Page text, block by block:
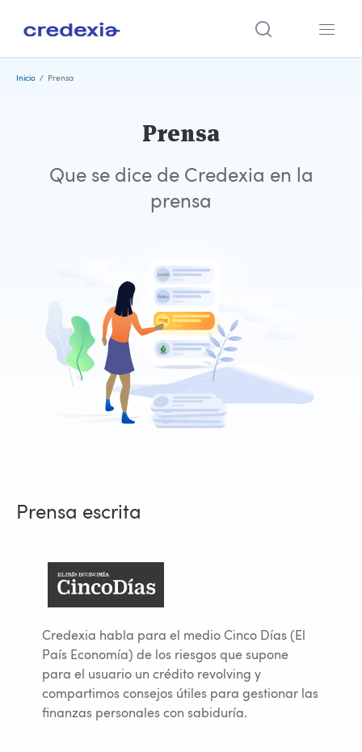
Inicio / Prensa
Prensa
Que se dice de Credexia en la
prensa
Prensa escrita
Credexia habla para el medio Cinco Días (El
País Economía) de los riesgos que supone
para el usuario un crédito revolving y
compartimos consejos útiles para gestionar las
finanzas personales con sabiduría.